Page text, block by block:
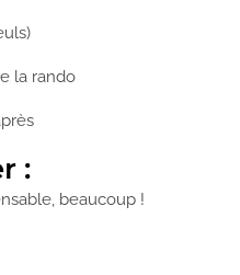
la rando
:
beaucoup !